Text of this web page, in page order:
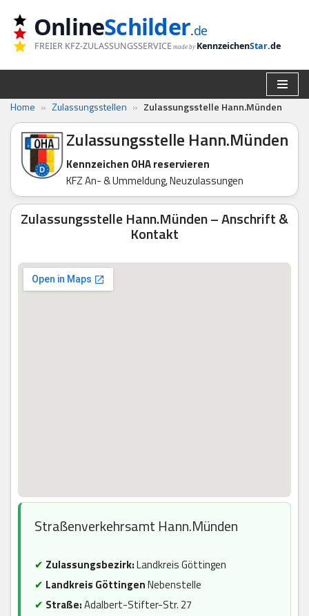
Zum
Inhalt
springen
OnlineSchilder.de
FREIER KFZ-ZULASSUNGSSERVICE made by KennzeichenStar.de
Home » Zulassungsstellen » Zulassungsstelle Hann.Münden
Zulassungsstelle Hann.Münden
Kennzeichen OHA reservieren
KFZ An- & Ummeldung, Neuzulassungen
Zulassungsstelle Hann.Münden – Anschrift &
Kontakt
Straßenverkehrsamt Hann.Münden
✔ Zulassungsbezirk:Landkreis Göttingen
✔ Landkreis GöttingenNebenstelle
✔ Straße:Adalbert-Stifter-Str. 27